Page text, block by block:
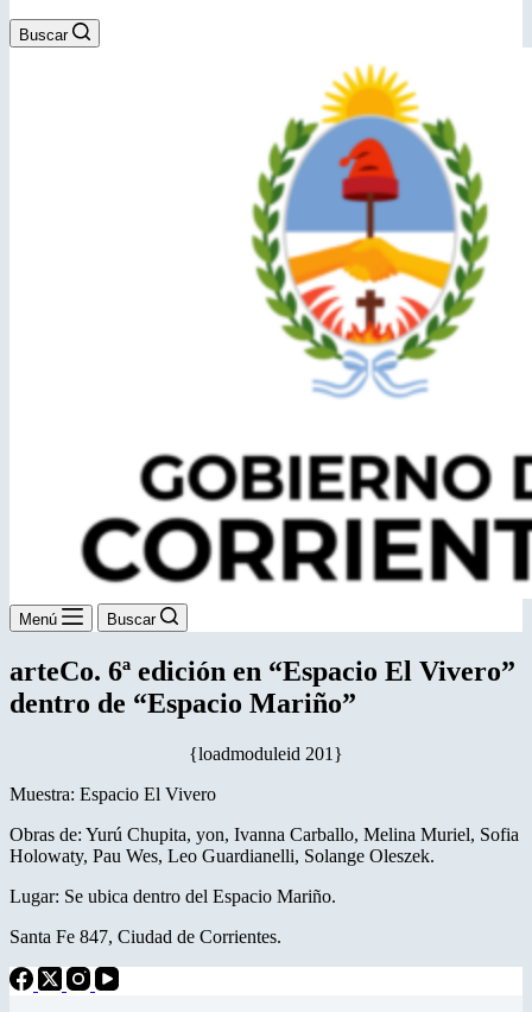
Buscar
Menú Buscar
arteCo. 6ª edición en “Espacio El Vivero”
dentro de “Espacio Mariño”
{loadmoduleid 201}
Muestra: Espacio El Vivero
Obras de: Yurú Chupita, yon, Ivanna Carballo, Melina Muriel, Sofia
Holowaty, Pau Wes, Leo Guardianelli, Solange Oleszek.
Lugar: Se ubica dentro del Espacio Mariño.
Santa Fe 847, Ciudad de Corrientes.